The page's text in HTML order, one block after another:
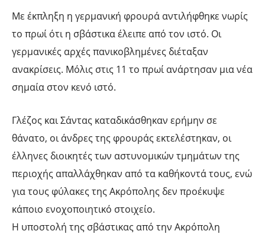
Με έκπληξη η γερμανική φρουρά αντιλήφθηκε νωρίς
το πρωί ότι η σβάστικα έλειπε από τον ιστό. Οι
γερμανικές αρχές πανικοβλημένες διέταξαν
ανακρίσεις. Μόλις στις 11 το πρωί ανάρτησαν μια νέα
σημαία στον κενό ιστό.
Γλέζος και Σάντας καταδικάσθηκαν ερήμην σε
θάνατο, οι άνδρες της φρουράς εκτελέστηκαν, οι
έλληνες διοικητές των αστυνομικών τμημάτων της
περιοχής απαλλάχθηκαν από τα καθήκοντά τους, ενώ
για τους φύλακες της Ακρόπολης δεν προέκυψε
κάποιο ενοχοποιητικό στοιχείο.
Η υποστολή της σβάστικας από την Ακρόπολη